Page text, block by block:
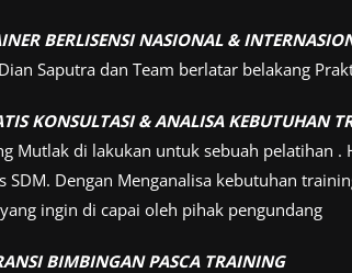
BERLISENSI NASIONAL &
Saputra dan Team berlatar belakang
KONSULTASI & ANALISA KEBUTUHAN
Mutlak di lakukan untuk sebuah pelatihan
SDM. Dengan Menganalisa kebutuhan
ingin di capai oleh pihak pengundang
BIMBINGAN PASCA TRAINING